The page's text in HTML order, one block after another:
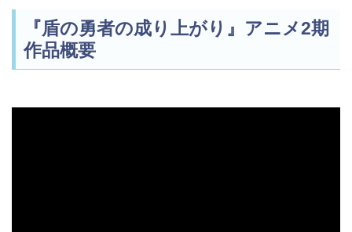
『盾の勇者の成り上がり』アニメ2期
作品概要